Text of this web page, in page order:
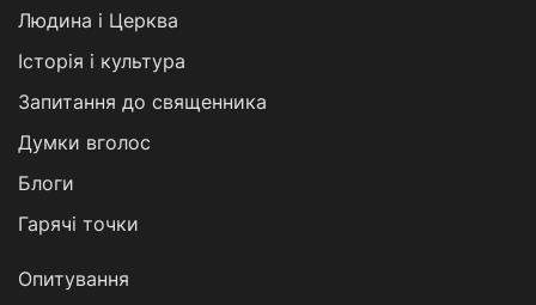
Людина і Церква
Історія і культура
Запитання до священника
Думки вголос
Блоги
Гарячі точки
Опитування